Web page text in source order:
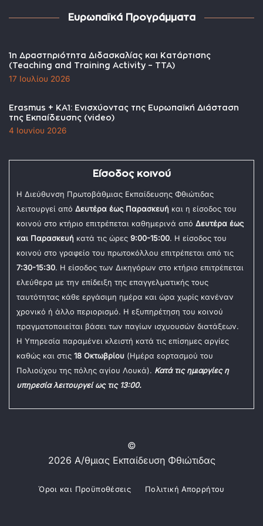
Ευρωπαϊκά Προγράμματα
1η Δραστηριότητα Διδασκαλίας και Κατάρτισης
(Teaching and Training Activity – TTA)
17 Ιουλίου 2026
Erasmus + KA1: Ενισχύοντας της Ευρωπαϊκή Διάσταση
της Εκπαίδευσης (video)
4 Ιουνίου 2026
Είσοδος κοινού
Η Διεύθυνση Πρωτοβάθμιας Εκπαίδευσης Φθιώτιδας
λειτουργεί από Δευτέρα έως Παρασκευή και η είσοδος του
κοινού στο κτήριο επιτρέπεται καθημερινά από Δευτέρα έως
και Παρασκευή κατά τις ώρες 9:00-15:00. Η είσοδος του
κοινού στο γραφείο του πρωτοκόλλου επιτρέπεται από τις
7:30-15:30. Η είσοδος των Δικηγόρων στο κτήριο επιτρέπεται
ελεύθερα με την επίδειξη της επαγγελματικής τους
ταυτότητας κάθε εργάσιμη ημέρα και ώρα χωρίς κανέναν
χρονικό ή άλλο περιορισμό. Η εξυπηρέτηση του κοινού
πραγματοποιείται βάσει των παγίων ισχυουσών διατάξεων.
Η Υπηρεσία παραμένει κλειστή κατά τις επίσημες αργίες
καθώς και στις 18 Οκτωβρίου (Ημέρα εορτασμού του
Πολιούχου της πόλης αγίου Λουκά). Κατά τις ημιαργίες η
υπηρεσία λειτουργεί ως τις 13:00.
©
2026 Α/θμιας Εκπαίδευση Φθιώτιδας
Όροι και Προϋποθέσεις Πολιτική Απορρήτου